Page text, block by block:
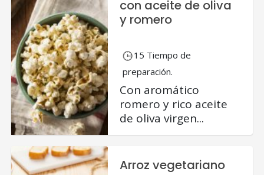
con aceite de oliva
y romero
15 Tiempo de
preparación.
Con aromático
romero y rico aceite
de oliva virgen...
Arroz vegetariano